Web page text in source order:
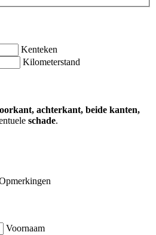
Kenteken
Kilometerstand
achterkant, beide kanten,
schade.
Voornaam